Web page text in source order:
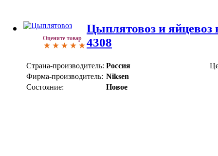
Оцените товар
Цыплятовоз и яйцевоз
4308
Страна-производитель: Россия
Фирма-производитель: Niksen
Состояние:
Новое